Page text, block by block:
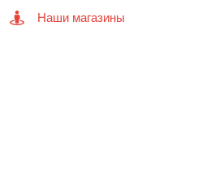
Наши магазины